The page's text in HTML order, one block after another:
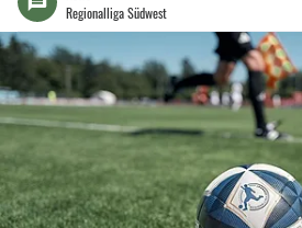
Regionalliga Südwest